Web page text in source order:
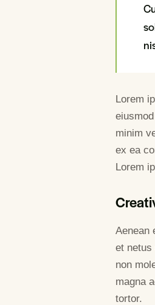
Lorem
minim
ex ea
Lorem
Aenean
et netus
non
magna
tortor.